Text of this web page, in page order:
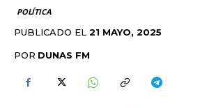
POLÍTICA
PUBLICADO EL 21 MAYO, 2025
POR DUNAS FM